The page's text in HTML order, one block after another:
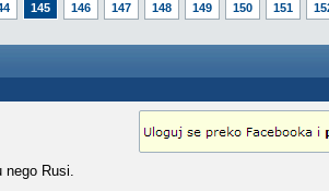
145 146 147 148 149 150 151
nego Rusi.